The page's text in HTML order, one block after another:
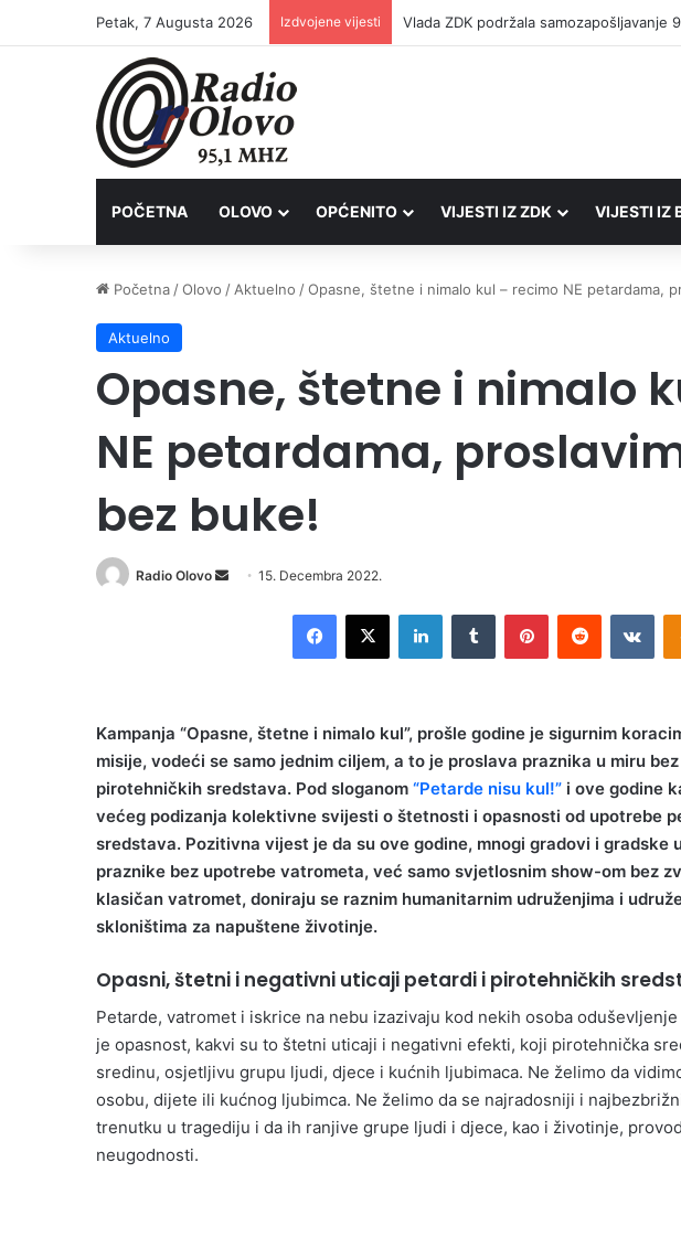
Petak, 7 Augusta 2026 Izdvojene vijesti
POČETNA OLOVO OPĆENITO VIJESTI IZ ZDK VIJESTI IZ
Početna /Olovo / Aktuelno /Opasne, štetne i nimalo kul – recimo NE petardama,
Aktuelno
Opasne, štetne i nimalo
NE petardama,
bez buke!
Radio Olovo
Send15. Decembra 2022.
Facebook
X LinkedInTumblr PinterestReddit
Kampanja “Opasne, štetne i nimalo kul”, prošle godine je sigurnim
misije, vodeći se samo jednim ciljem, a to je proslava praznika u miru
pirotehničkih sredstava. Pod sloganom “Petarde nisu kul!” i ove godine
većeg podizanja kolektivne svijesti o štetnosti i opasnosti od upotrebe
sredstava. Pozitivna vijest je da su ove godine, mnogi gradovi i gradske
praznike bez upotrebe vatrometa, već samo svjetlosnim show-om bez
klasičan vatromet, doniraju se raznim humanitarnim udruženjima i
skloništima za napuštene životinje.
Opasni, štetni i negativni uticaji petardi i pirotehničkih
Petarde, vatromet i iskrice na nebu izazivaju kod nekih osoba
je opasnost, kakvi su to štetni uticaji i negativni efekti, koji pirotehnička
sredinu, osjetljivu grupu ljudi, djece i kućnih ljubimaca. Ne želimo da
osobu, dijete ili kućnog ljubimca. Ne želimo da se najradosniji i
trenutku u tragediju i da ih ranjive grupe ljudi i djece, kao i životinje,
neugodnosti.